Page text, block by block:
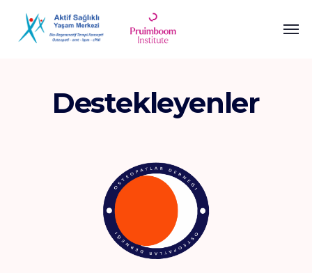
Destekleyenler